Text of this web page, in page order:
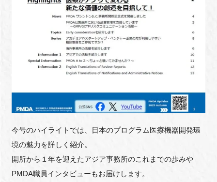
LINK-Jを知る
施設・アクセス
イベントお知らせメール登録
今号のハイライトでは、日本のプログラム医療機器開発環
境の魅力を詳しく紹介。
開所から１年を迎えたアジア事務所のこれまでの歩みや
PMDA職員インタビューもお届けします。